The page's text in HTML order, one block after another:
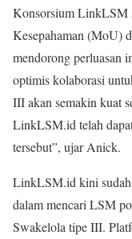
Konsorsium LinkLSM
Kesepahaman (MoU)
mendorong perluasan
optimis kolaborasi
III akan semakin kuat
LinkLSM.id telah
tersebut”, ujar Anick.
LinkLSM.id kini sudah
dalam mencari LSM
Swakelola tipe III.